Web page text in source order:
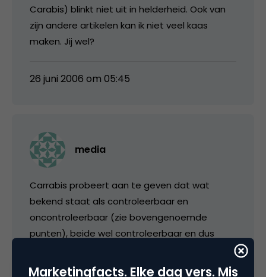
Carabis) blinkt niet uit in helderheid. Ook van
zijn andere artikelen kan ik niet veel kaas
maken. Jij wel?
26 juni 2006 om 05:45
media
Carrabis probeert aan te geven dat wat
bekend staat als controleerbaar en
oncontroleerbaar (zie bovengenoemde
punten), beide wel controleerbaar en dus
zogenaamde Meskauskas-Carrabis Effect
Marketingfacts. Elke dag vers. Mis